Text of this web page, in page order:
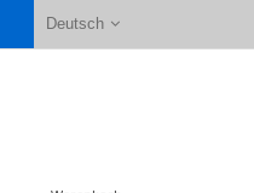
Deutsch